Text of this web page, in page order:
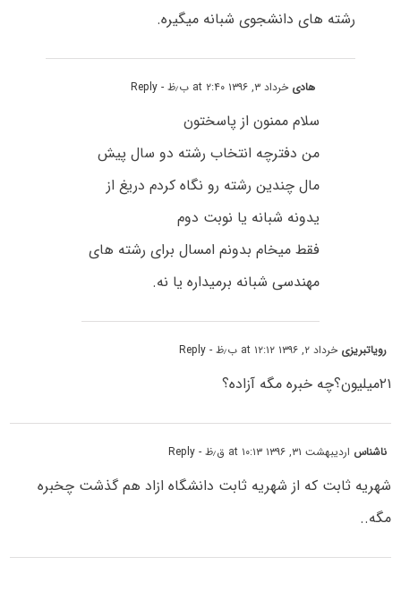
رشته های دانشجوی شبانه میگیره.
هادی خرداد ۳, ۱۳۹۶ at ۲:۴۰ ب٫ظ - Reply
سلام ممنون از پاسختون
من دفترچه انتخاب رشته دو سال پیش
مال چندین رشته رو نگاه کردم دریغ از
یدونه شبانه یا نوبت دوم
فقط میخام بدونم امسال برای رشته های
مهندسی شبانه برمیداره یا نه.
رویاتبریزی خرداد ۲, ۱۳۹۶ at ۱۲:۱۲ ب٫ظ - Reply
۲۱میلیون؟چه خبره مگه آزاده؟
ناشناس اردیبهشت ۳۱, ۱۳۹۶ at ۱۰:۱۳ ق٫ظ - Reply
شهریه ثابت که از شهریه ثابت دانشگاه ازاد هم گذشت چخبره
مگه..